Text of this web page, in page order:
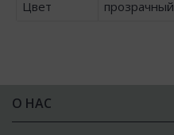
Цвет
прозрачный
О НАС